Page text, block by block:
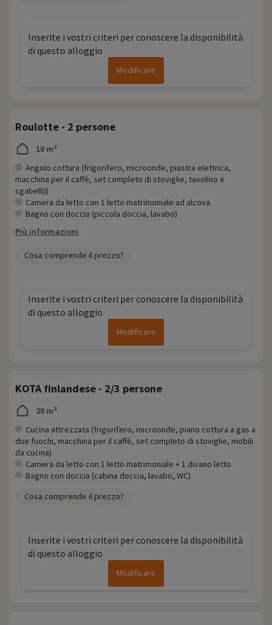
Inserite i vostri criteri per conoscere la disponibilità
di questo alloggio
Modificare
Roulotte - 2 persone
10 m²
Angolo cottura (frigorifero, microonde, piastra elettrica,
macchina per il caffè, set completo di stoviglie, tavolino e
sgabelli))
Camera da letto con 1 letto matrimoniale ad alcova
Bagno con doccia (piccola doccia, lavabo)
Più informazioni
Cosa comprende il prezzo?
Inserite i vostri criteri per conoscere la disponibilità
di questo alloggio
Modificare
KOTA finlandese - 2/3 persone
20 m²
Cucina attrezzata (frigorifero, microonde, piano cottura a gas a
due fuochi, macchina per il caffè, set completo di stoviglie, mobili
da cucina)
Camera da letto con 1 letto matrimoniale + 1 divano letto
Bagno con doccia (cabina doccia, lavabo, WC)
Cosa comprende il prezzo?
Inserite i vostri criteri per conoscere la disponibilità
di questo alloggio
Modificare